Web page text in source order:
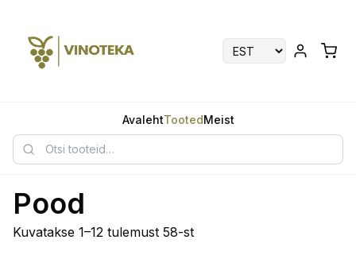
AvalehtTootedMeist
Pood
Kuvatakse 1–12 tulemust 58-st